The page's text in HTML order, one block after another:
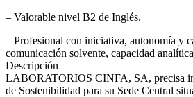
– Valorable nivel B2 de Inglés.
– Profesional con iniciativa, autonomía y
comunicación solvente, capacidad
Descripción
LABORATORIOS CINFA, SA, precisa
de Sostenibilidad para su Sede Central